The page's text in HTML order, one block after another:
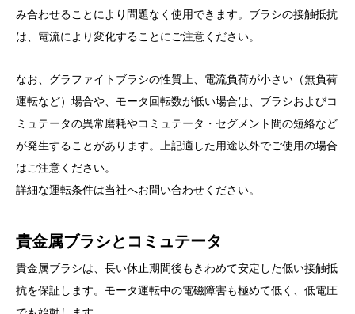
み合わせることにより問題なく使用できます。ブラシの接触抵抗
は、電流により変化することにご注意ください。
なお、グラファイトブラシの性質上、電流負荷が小さい（無負荷
運転など）場合や、モータ回転数が低い場合は、ブラシおよびコ
ミュテータの異常磨耗やコミュテータ・セグメント間の短絡など
が発生することがあります。上記適した用途以外でご使用の場合
はご注意ください。
詳細な運転条件は当社へお問い合わせください。
貴金属ブラシとコミュテータ
貴金属ブラシは、長い休止期間後もきわめて安定した低い接触抵
抗を保証します。モータ運転中の電磁障害も極めて低く、低電圧